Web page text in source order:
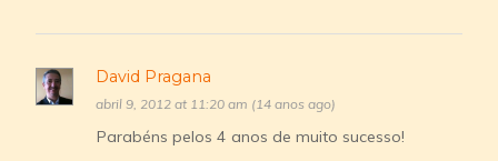
David Pragana
abril 9, 2012 at 11:20 am (14 anos ago)
Parabéns pelos 4 anos de muito sucesso!